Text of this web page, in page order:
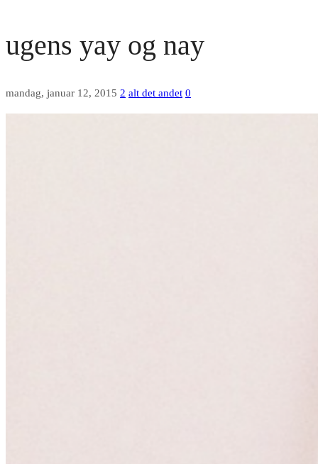
ugens yay og nay
mandag, januar 12, 2015 2 alt det andet 0